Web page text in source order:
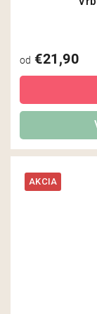
od €21,90
AKCIA